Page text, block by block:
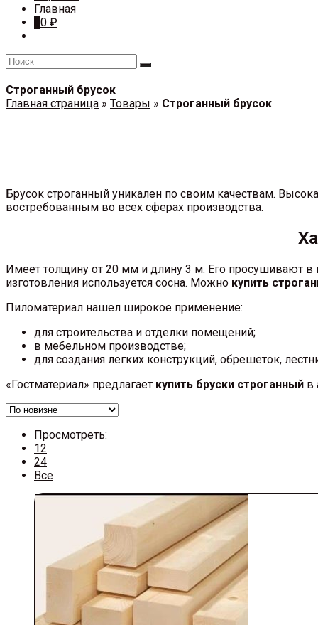
Главная
0 ₽
Строганный брусок
Главная страница » Товары » Строганный брусок
Брусок строганный уникален по своим качествам.
востребованным во всех сферах производства.
Имеет толщину от 20 мм и длину 3 м. Его просушивают в
изготовления используется сосна. Можно купить
Пиломатериал нашел широкое применение:
для строительства и отделки помещений;
в мебельном производстве;
для создания легких конструкций, обрешеток,
«Гостматериал» предлагает купить бруски строганный в
Просмотреть:
12
24
Все